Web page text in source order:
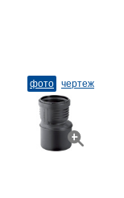
фото чертеж